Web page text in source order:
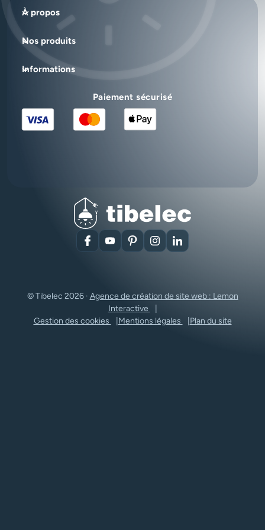
À propos
Nos produits
Informations
Paiement sécurisé
FacebookYouTubePinterestInstagramLinkedIn
© Tibelec 2026 · Agence de création de site web : Lemon
Interactive
Gestion des cookies
Mentions légales Plan du site